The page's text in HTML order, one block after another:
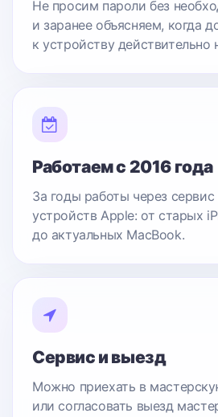
Не просим пароли без
и заранее объясняем, когда
к устройству действительно
Работаем с 2016 года
За годы работы через
устройств Apple: от старых
до актуальных MacBook.
Сервис и выезд
Можно приехать в
или согласовать выезд